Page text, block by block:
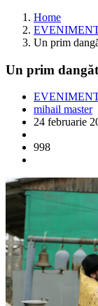
Home
Un prim
Un prim
mihail master
24 februarie
998